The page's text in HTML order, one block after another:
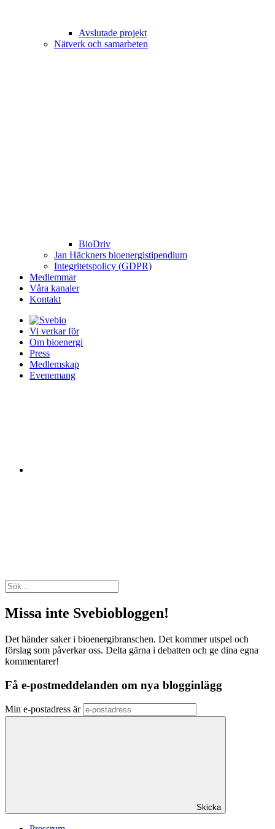
Avslutade projekt
Nätverk och samarbeten
BioDriv
Jan Häckners bioenergistipendium
Integritetspolicy (GDPR)
Medlemmar
Våra kanaler
Kontakt
Vi verkar för
Om bioenergi
Press
Medlemskap
Evenemang
Missa inte Svebiobloggen!
Det händer saker i bioenergibranschen. Det kommer utspel och
förslag som påverkar oss. Delta gärna i debatten och ge dina egna
kommentarer!
Få e-postmeddelanden om nya blogginlägg
Min e-postadress är
Skicka